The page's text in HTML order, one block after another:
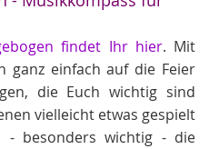
findet Ihr hier. Mit
ganz einfach auf die Feier
die Euch wichtig sind
vielleicht etwas gespielt
- besonders wichtig - die